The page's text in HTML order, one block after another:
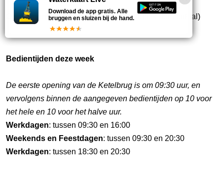
Op dit momentis de brugDICHT(brugdek horizontaal)
Bedientijden deze week
De eerste opening van de Ketelbrug is om 09:30 uur, en
vervolgens binnen de aangegeven bedientijden op 10 voor
het hele en 10 voor het halve uur.
Werkdagen: tussen 09:30 en 16:00
Weekends en Feestdagen: tussen 09:30 en 20:30
Werkdagen: tussen 18:30 en 20:30
Download de app gratis. Alle
bruggen en sluizen bij de hand.